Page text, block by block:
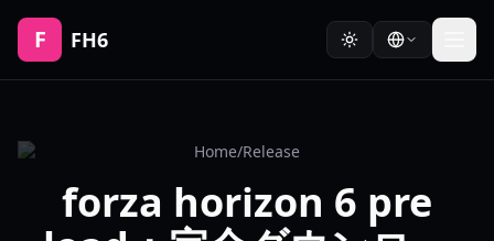
F FH6
Home/Release
forza horizon 6 pre